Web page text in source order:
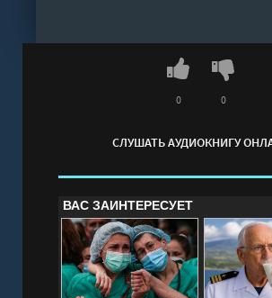
СЛУШАТЬ АУДИОКНИГУ
0 0